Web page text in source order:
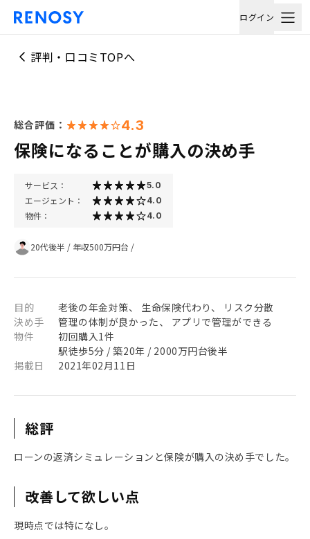
ログイン
評判・口コミTOPへ
総合評価： 4.3
保険になることが購入の決め手
サービス： 5.0
エージェント： 4.0
物件： 4.0
20代後半 / 年収500万円台 /
目的
老後の年金対策、 生命保険代わり、 リスク分散
決め手
管理の体制が良かった、 アプリで管理ができる
物件
初回購入1件
駅徒歩5分 / 築20年 / 2000万円台後半
掲載日
2021年02月11日
総評
ローンの返済シミュレーションと保険が購入の決め手でした。
改善して欲しい点
現時点では特になし。